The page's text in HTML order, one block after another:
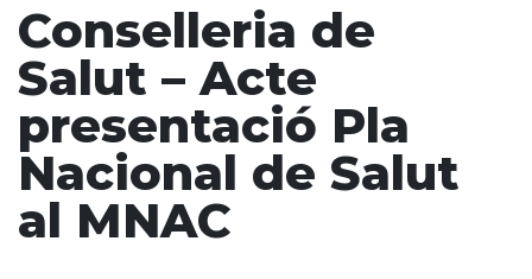
Conselleria de
Salut – Acte
presentació Pla
Nacional de Salut
al MNAC